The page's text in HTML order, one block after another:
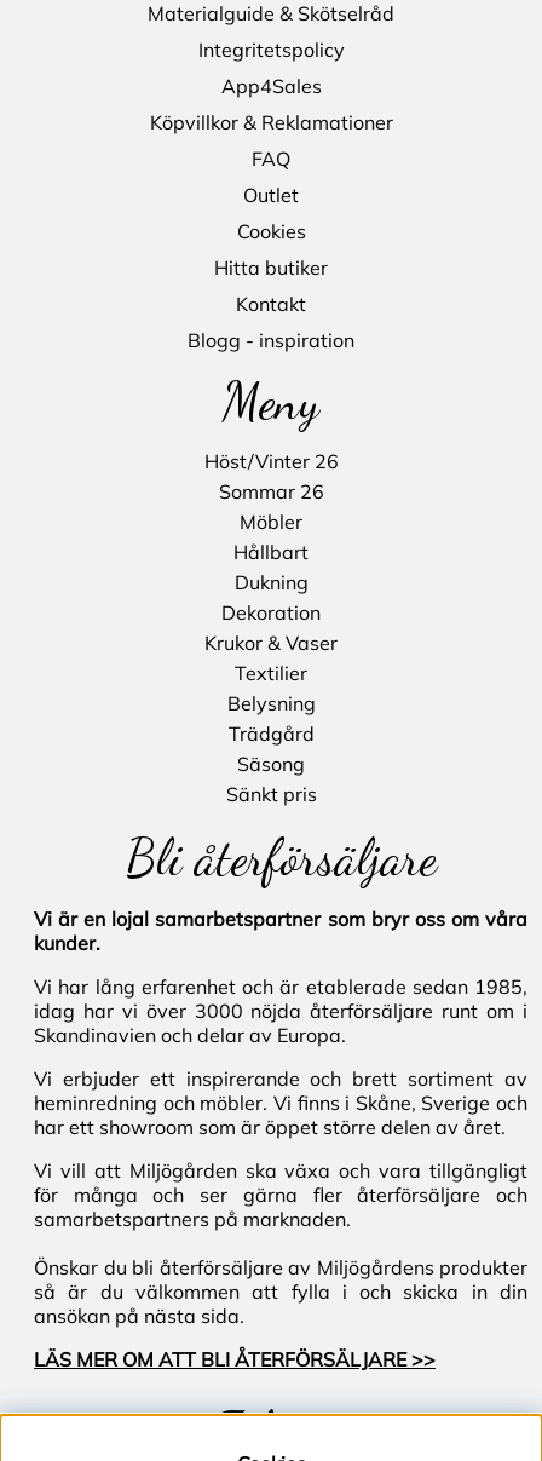
Materialguide & Skötselråd
Integritetspolicy
App4Sales
Köpvillkor & Reklamationer
FAQ
Outlet
Cookies
Hitta butiker
Kontakt
Blogg - inspiration
Meny
Höst/Vinter 26
Sommar 26
Möbler
Hållbart
Dukning
Dekoration
Krukor & Vaser
Textilier
Belysning
Trädgård
Säsong
Sänkt pris
Bli återförsäljare
Vi är en lojal samarbetspartner som bryr oss om våra
kunder.
Vi har lång erfarenhet och är etablerade sedan 1985,
idag har vi över 3000 nöjda återförsäljare runt om i
Skandinavien och delar av Europa.
Vi erbjuder ett inspirerande och brett sortiment av
heminredning och möbler. Vi finns i Skåne, Sverige och
har ett showroom som är öppet större delen av året.
Vi vill att Miljögården ska växa och vara tillgängligt
för många och ser gärna fler återförsäljare och
samarbetspartners på marknaden.
Önskar du bli återförsäljare av Miljögårdens produkter
så är du välkommen att fylla i och skicka in din
ansökan på nästa sida.
LÄS MER OM ATT BLI ÅTERFÖRSÄLJARE >>
Följ oss